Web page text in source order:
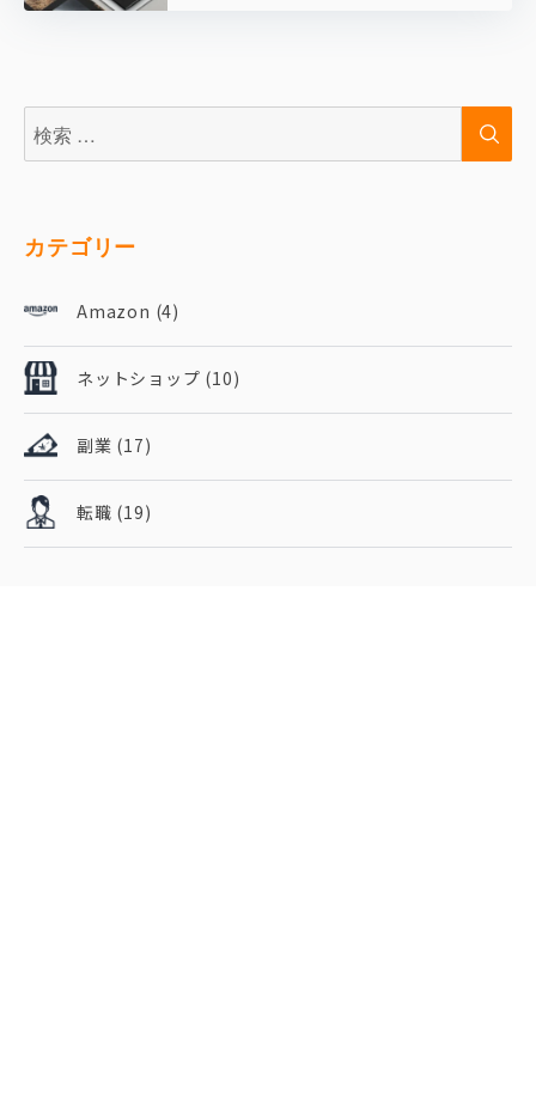
検
索:
検
カテゴリー
Amazon (4)
ネットショップ (10)
副業 (17)
転職 (19)